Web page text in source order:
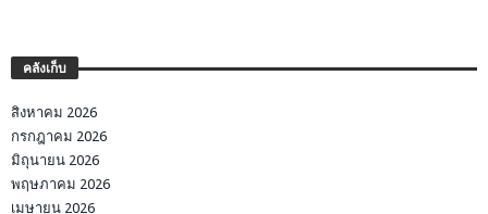
คลังเก็บ
สิงหาคม 2026
กรกฎาคม 2026
มิถุนายน 2026
พฤษภาคม 2026
เมษายน 2026